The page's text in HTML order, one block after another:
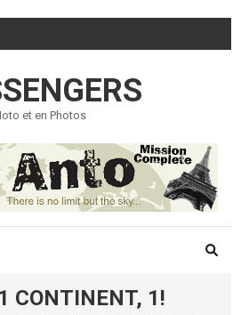
et en Photos
CONTINENT, 1!